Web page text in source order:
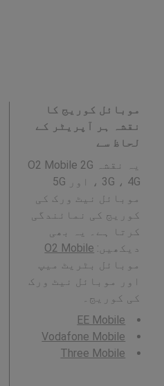
موبائل کوریج کا
نقشہ ہر آپریٹر کے
لحاظ سے
یہ نقشہ O2 Mobile 2G
، 3G ، 4G اور 5G
موبائل نیٹ ورک کی
کوریج کی نمائندگی
کرتا ہے۔ یہ بھی
دیکھیں: O2 Mobile
موبائل بٹریٹ میپ
اور موبائل نیٹ ورک
کی کوریج۔
EE Mobile
Vodafone Mobile
Three Mobile